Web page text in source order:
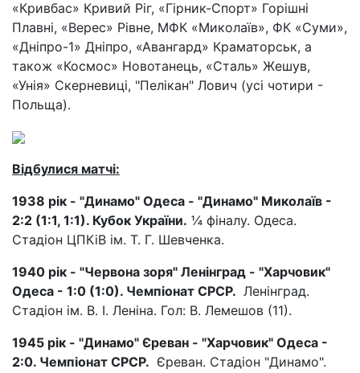
«Кривбас» Кривий Ріг, «Гірник-Спорт» Горішні
Плавні, «Верес» Рівне, МФК «Миколаїв», ФК «Суми»,
«Дніпро-1» Дніпро, «Авангард» Краматорськ, а
також «Космос» Новотанець, «Сталь» Жешув,
«Унія» Скерневиці, "Пелікан" Лович (усі чотири -
Польща).
Відбулися матчі:
1938 рік - "Динамо" Одеса - "Динамо" Миколаїв -
2:2 (1:1, 1:1). Кубок України. ¼ фіналу. Одеса.
Стадіон ЦПКіВ ім. Т. Г. Шевченка.
1940 рік - "Червона зоря" Ленінград - "Харчовик"
Одеса - 1:0 (1:0). Чемпіонат СРСР. Ленінград.
Стадіон ім. В. І. Леніна. Гол: В. Лемешов (11).
1945 рік - "Динамо" Єреван - "Харчовик" Одеса -
2:0. Чемпіонат СРСР. Єреван. Стадіон "Динамо".